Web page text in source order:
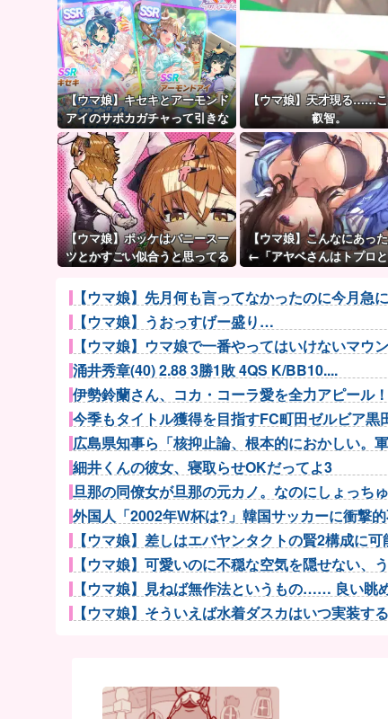
【ウマ娘】キセキとアーモンド
アイのサポカガチャって引きな
のだ？
【ウマ娘】天才現る……
叡智。
【ウマ娘】ポッケはバニースー
ツとかすごい似合うと思ってる
【ウマ娘】こんなにあっ
←「アヤベさんはトプロ
【ウマ娘】先月何も言ってなかったのに今月急
【ウマ娘】うおっすげー盛り…
【ウマ娘】ウマ娘で一番やってはいけないマウ
涌井秀章(40) 2.88 3勝1敗 4QS K/BB10....
伊勢鈴蘭さん、コカ・コーラ愛を全力アピール！
今季もタイトル獲得を目指すFC町田ゼルビア黒
広島県知事ら「核抑止論、根本的におかしい。
細井くんの彼女、寝取らせOKだってよ3
旦那の同僚女が旦那の元カノ。なのにしょっち
外国人「2002年W杯は?」韓国サッカーに衝撃
【ウマ娘】差しはエバヤンタクトの賢2構成に
【ウマ娘】可愛いのに不穏な空気を隠せない、
【ウマ娘】見ねば無作法というもの…… 良い眺
【ウマ娘】そういえば水着ダスカはいつ実装す
【朗報】長野桃羽「嗣永桃子さんと道重さゆみ
【医師解説】飲酒後の「締めのラーメン欲」の